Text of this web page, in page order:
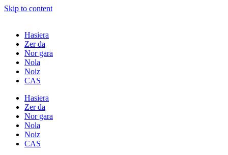
Skip to content
Hasiera
Zer da
Nor gara
Nola
Noiz
CAS
Hasiera
Zer da
Nor gara
Nola
Noiz
CAS